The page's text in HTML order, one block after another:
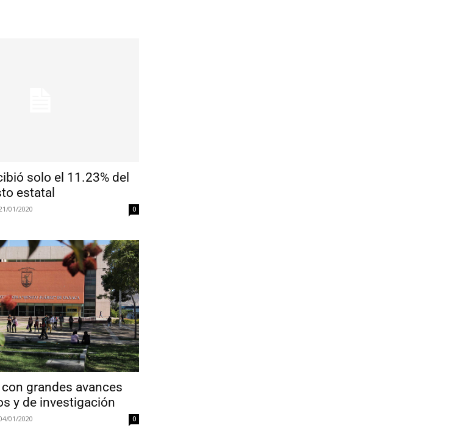
solo el 11.23% del
estatal
01/2020 0
con grandes avances
y de investigación
01/2020 0